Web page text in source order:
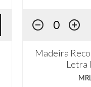
Madeira
Letra